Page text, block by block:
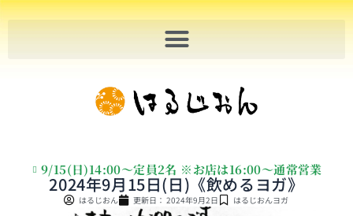
内
容
9/15(日)14:00～定員2名 ※お店は16:00〜通常営業
2024年9月15日(日)《飲めるヨガ》
はるじおん 更新日： 2024年9月2日 はるじおんヨガ